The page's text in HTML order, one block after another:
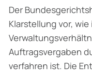
Der
Klarstellung vor, wie
Auftragsvergaben
verfahren ist. Die